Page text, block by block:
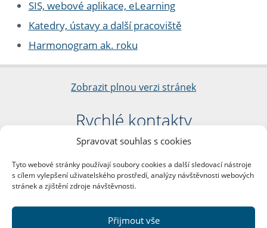
Spravovat souhlas s cookies
Tyto webové stránky používají soubory cookies a další sledovací nástroje
s cílem vylepšení uživatelského prostředí, analýzy návštěvnosti webových
stránek a zjištění zdroje návštěvnosti.
Přijmout vše
SIS, webové aplikace, eLearning
Katedry, ústavy a další pracoviště
Harmonogram ak. roku
Zobrazit plnou verzi stránek
Rychlé kontakty
Filozofická fakulta
nám. Jana Palacha 1/2
116 38 Praha 1
DIČ: CZ00216208